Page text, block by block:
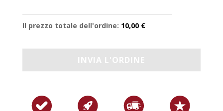
Il prezzo totale dell'ordine: 10,00 €